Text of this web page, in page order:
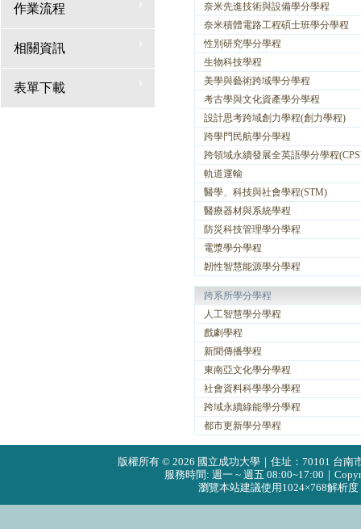
作業流程
相關資訊
表單下載
奈米先進技術與設備學分學程
奈米積體電路工程碩士班學分學程
性別研究學分學程
生物科技學程
美學與藝術跨域學分學程
考古學與文化資產學分學程
設計思考跨域創力學程(創力學程)
跨學門民航學分學程
跨領域永續發展全英語學分學程
軌道運輸
醫學、科技與社會學程(STM)
醫療器材與系統學程
防災科技管理學分學程
電漿學分學程
韌性智慧能源學分學程
跨系所學分學程
人工智慧學分學程
戲劇學程
新聞傳播學程
東南亞文化學分學程
社會資料科學學分學程
跨域永續綠能學分學程
都市更新學分學程
版權所有 © 2026 國立成功大學｜住址：70101 台南
服務時間: 週一 ~ 週五 08:00~17:00｜
瀏覽本站建議使用1024×768解析